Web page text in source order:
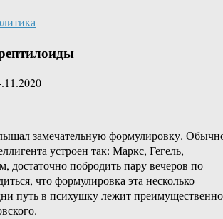
замечательную формулировку.
устроен так: Маркс, Гегель,
достаточно побродить пару вечеров по
что формулировка эта несколько
путь в психушку лежит преимущественно